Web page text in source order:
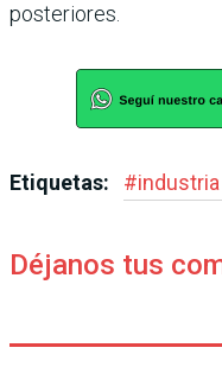
posteriores.
Etiquetas: #
Déjanos tus